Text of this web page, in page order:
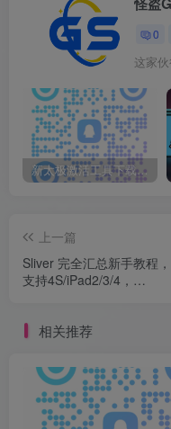
0
这家
新太极激活工具下载/教程/充值/开户(QQ交流群号749113977)
上一篇
Sliver 完全汇总新手教程，
支持4S/iPad2/3/4，
相关推荐